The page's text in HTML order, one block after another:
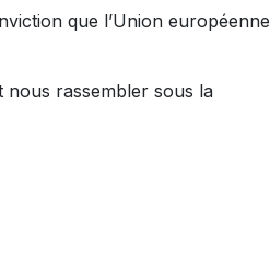
que l’Union européenne
nous rassembler sous la